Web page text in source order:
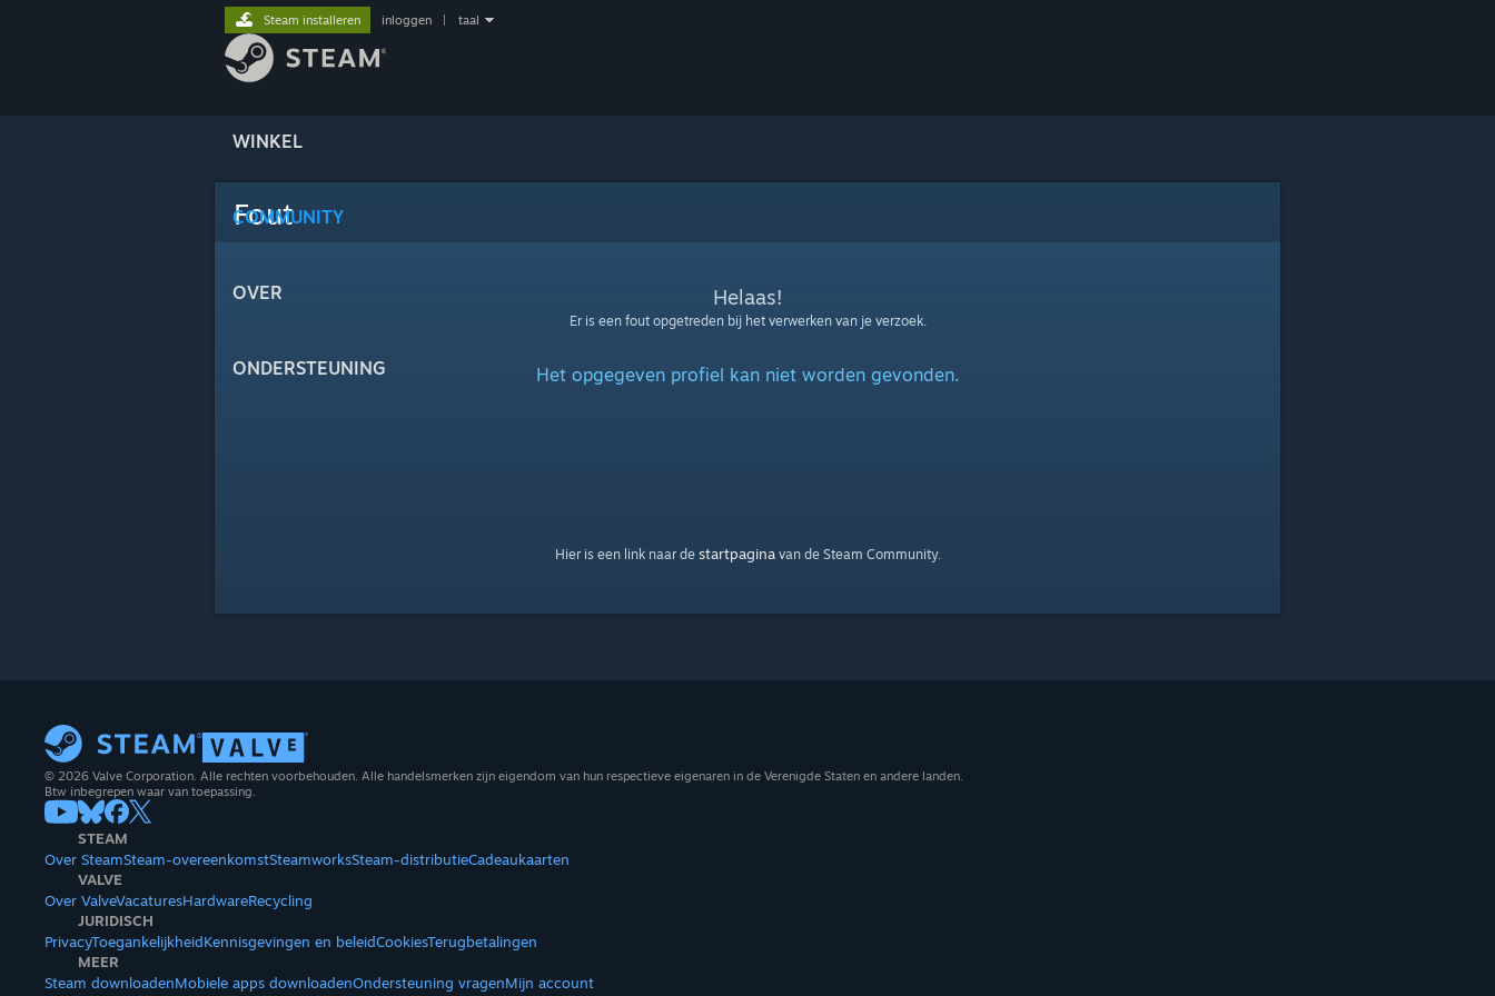
WINKEL
COMMUNITY
OVER
ONDERSTEUNING
Steam installeren inloggen taal
Fout
Helaas!
Er is een fout opgetreden bij het verwerken van je verzoek.
Het opgegeven profiel kan niet worden gevonden.
Hier is een link naar de startpaginavan de Steam Community.
© 2026 Valve Corporation. Alle rechten voorbehouden. Alle handelsmerken zijn eigendom van hun respectieve eigenaren in de Verenigde Staten en andere landen.
Btw inbegrepen waar van toepassing.
STEAM
Over SteamSteam-overeenkomstSteamworksSteam-distributieCadeaukaarten
VALVE
Over ValveVacaturesHardwareRecycling
JURIDISCH
PrivacyToegankelijkheidKennisgevingen en beleidCookiesTerugbetalingen
MEER
Steam downloadenMobiele apps downloadenOndersteuning vragenMijn account